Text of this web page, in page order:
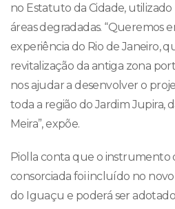
no Estatuto da Cidade,
áreas degradadas. “Queremos
experiência do Rio de Janeiro,
revitalização da antiga zona
nos ajudar a desenvolver o
toda a região do Jardim Jupira,
Meira”, expõe.
Piolla conta que o instrumento
consorciada foi incluído no
do Iguaçu e poderá ser